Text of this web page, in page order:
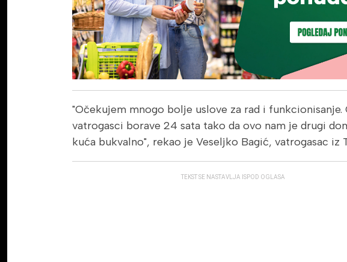
"Očekujem mnogo bolje uslove za rad i funkcionisanje.
vatrogasci borave 24 sata tako da ovo nam je drugi
kuća bukvalno", rekao je Veseljko Bagić, vatrogasac iz
TEKST SE NASTAVLJA ISPOD OGLASA